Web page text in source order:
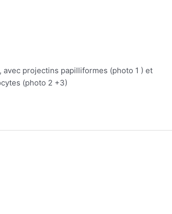
projectins papilliformes (photo 1 ) et
(photo 2 +3)